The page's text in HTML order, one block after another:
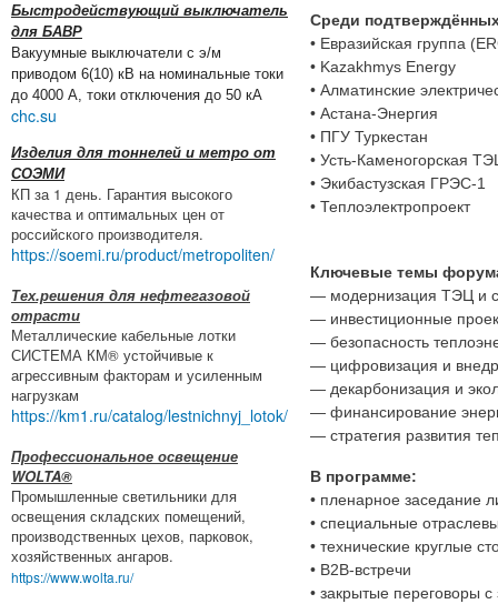
Быстродействующий выключатель
для БАВР
Вакуумные выключатели с э/м
приводом 6(10) кВ на номинальные токи
до 4000 А, токи отключения до 50 кА
chc.su
Изделия для тоннелей и метро от
СОЭМИ
КП за 1 день. Гарантия высокого
качества и оптимальных цен от
российского производителя.
https://soemi.ru/product/metropoliten/
Тех.решения для нефтегазовой
отрасти
Металлические кабельные лотки
СИСТЕМА КМ® устойчивые к
агрессивным факторам и усиленным
нагрузкам
https://km1.ru/catalog/lestnichnyj_lotok/
Профессиональное освещение
WOLTA®
Промышленные светильники для
освещения складских помещений,
производственных цехов, парковок,
хозяйственных ангаров.
https://www.wolta.ru/
Среди
• Евразийская группа
• Kazakhmys Energy
• Алматинские
• Астана-Энергия
• ПГУ Туркестан
• Усть-Каменогорская
• Экибастузская ГРЭС-1
• Теплоэлектропроект
Ключевые темы
— модернизация ТЭЦ и
— инвестиционные
— безопасность
— цифровизация и
— декарбонизация и
— финансирование
— стратегия развития
В программе:
• пленарное заседание
• специальные
• технические круглые
• B2B-встречи
• закрытые переговоры